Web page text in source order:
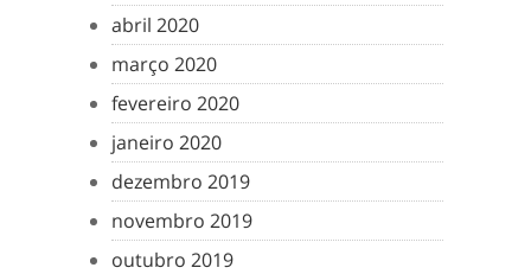
abril 2020
março 2020
fevereiro 2020
janeiro 2020
dezembro 2019
novembro 2019
outubro 2019